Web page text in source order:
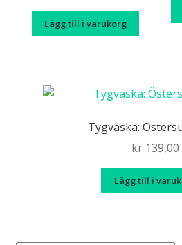
Lägg till i varukorg
Tygväska:
kr139,00
Lägg till i